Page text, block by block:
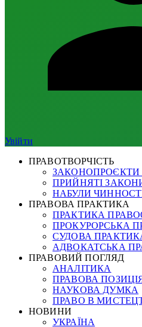
Увійти
ПРАВОТВОРЧІСТЬ
ЗАКОНОПРОЄКТИ
ПРИЙНЯТІ
НАБУЛИ
ПРАВОВА ПРАКТИКА
ПРАКТИКА
ПРОКУРОРСЬКА
СУДОВА
АДВОКАТСЬКА
ПРАВОВИЙ ПОГЛЯД
АНАЛІТИКА
ПРАВОВА
НАУКОВА ДУМКА
ПРАВО В
НОВИНИ
УКРАЇНА